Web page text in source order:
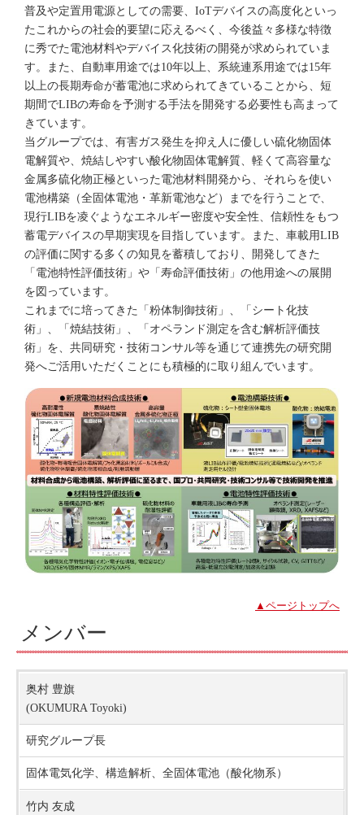
普及や定置用電源としての需要、IoTデバイスの高度化といっ
たこれからの社会的要望に応えるべく、今後益々多様な特徴
に秀でた電池材料やデバイス化技術の開発が求められていま
す。また、自動車用途では10年以上、系統連系用途では15年
以上の長期寿命が蓄電池に求められてきていることから、短
期間でLIBの寿命を予測する手法を開発する必要性も高まって
きています。
当グループでは、有害ガス発生を抑え人に優しい硫化物固体
電解質や、焼結しやすい酸化物固体電解質、軽くて高容量な
金属多硫化物正極といった電池材料開発から、それらを使い
電池構築（全固体電池・革新電池など）までを行うことで、
現行LIBを凌ぐようなエネルギー密度や安全性、信頼性をもつ
蓄電デバイスの早期実現を目指しています。また、車載用LIB
の評価に関する多くの知見を蓄積しており、開発してきた
「電池特性評価技術」や「寿命評価技術」の他用途への展開
を図っています。
これまでに培ってきた「粉体制御技術」、「シート化技
術」、「焼結技術」、「オペランド測定を含む解析評価技
術」を、共同研究・技術コンサル等を通じて連携先の研究開
発へご活用いただくことにも積極的に取り組んでいます。
▲ページトップへ
メンバー
奥村 豊旗
(OKUMURA Toyoki)
研究グループ長
固体電気化学、構造解析、全固体電池（酸化物系）
竹内 友成